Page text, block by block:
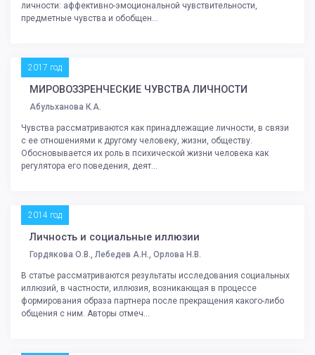
личности: аффективно-эмоциональной чувствительности,
предметные чувства и обобщен...
2017 год
МИРОВОЗЗРЕНЧЕСКИЕ ЧУВСТВА ЛИЧНОСТИ
Абульханова К.А.
Чувства рассматриваются как принадлежащие личности, в связи
с ее отношениями к другому человеку, жизни, обществу.
Обосновывается их роль в психической жизни человека как
регулятора его поведения, деят...
2014 год
Личность и социальные иллюзии
Гордякова О.В., Лебедев А.Н., Орлова Н.В.
В статье рассматриваются результаты исследования социальных
иллюзий, в частности, иллюзия, возникающая в процессе
формирования образа партнера после прекращения какого-либо
общения с ним. Авторы отмеч...